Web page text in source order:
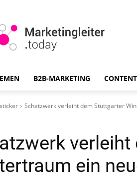
B2B-MARKETING
Schatzwerk verleiht dem Stuttgarter
ein